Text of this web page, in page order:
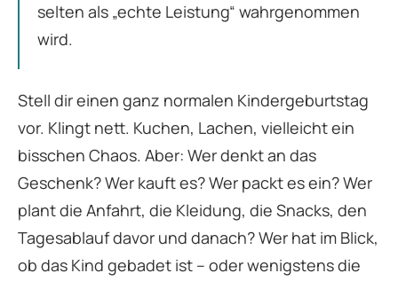
selten als „echte Leistung“ wahrgenommen
wird.
Stell dir einen ganz normalen Kindergeburtstag
vor. Klingt nett. Kuchen, Lachen, vielleicht ein
bisschen Chaos. Aber: Wer denkt an das
Geschenk? Wer kauft es? Wer packt es ein? Wer
plant die Anfahrt, die Kleidung, die Snacks, den
Tagesablauf davor und danach? Wer hat im Blick,
ob das Kind gebadet ist – oder wenigstens die